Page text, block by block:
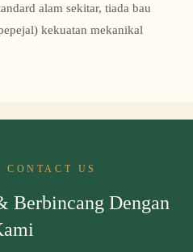
alam sekitar, tiada bau
kekuatan mekanikal
CONTACT US
Berbincang Dengan